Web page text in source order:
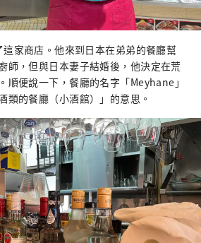
家商店。他來到日本在弟弟的餐廳幫
師，但與日本妻子結婚後，他決定在荒
順便說一下，餐廳的名字「Meyhane」
類的餐廳（小酒館）」的意思。